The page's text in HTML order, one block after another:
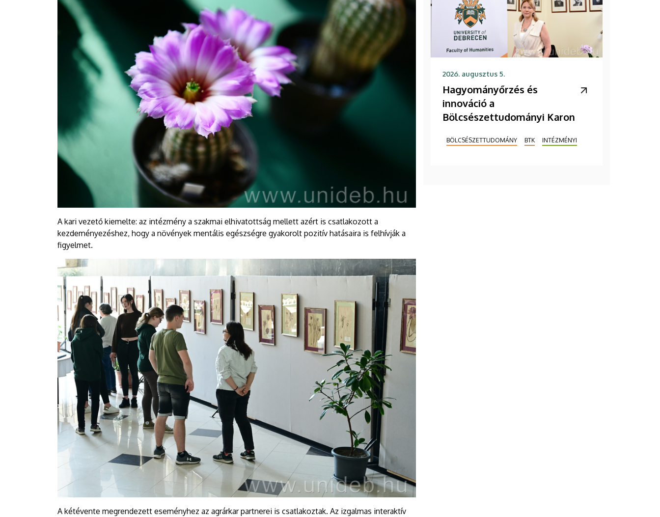
A kari vezető kiemelte: az intézmény a szakmai elhivatottság mellett azért is csatlakozott a
kezdeményezéshez, hogy a növények mentális egészségre gyakorolt pozitív hatásaira is felhívják a
figyelmet.
A kétévente megrendezett eseményhez az agrárkar partnerei is csatlakoztak. Az izgalmas interaktív
2026. augusztus 5.
Hagyományőrzés és
innováció a
Bölcsészettudományi Karon
BÖLCSÉSZETTUDOMÁNY BTK INTÉZMÉNYI